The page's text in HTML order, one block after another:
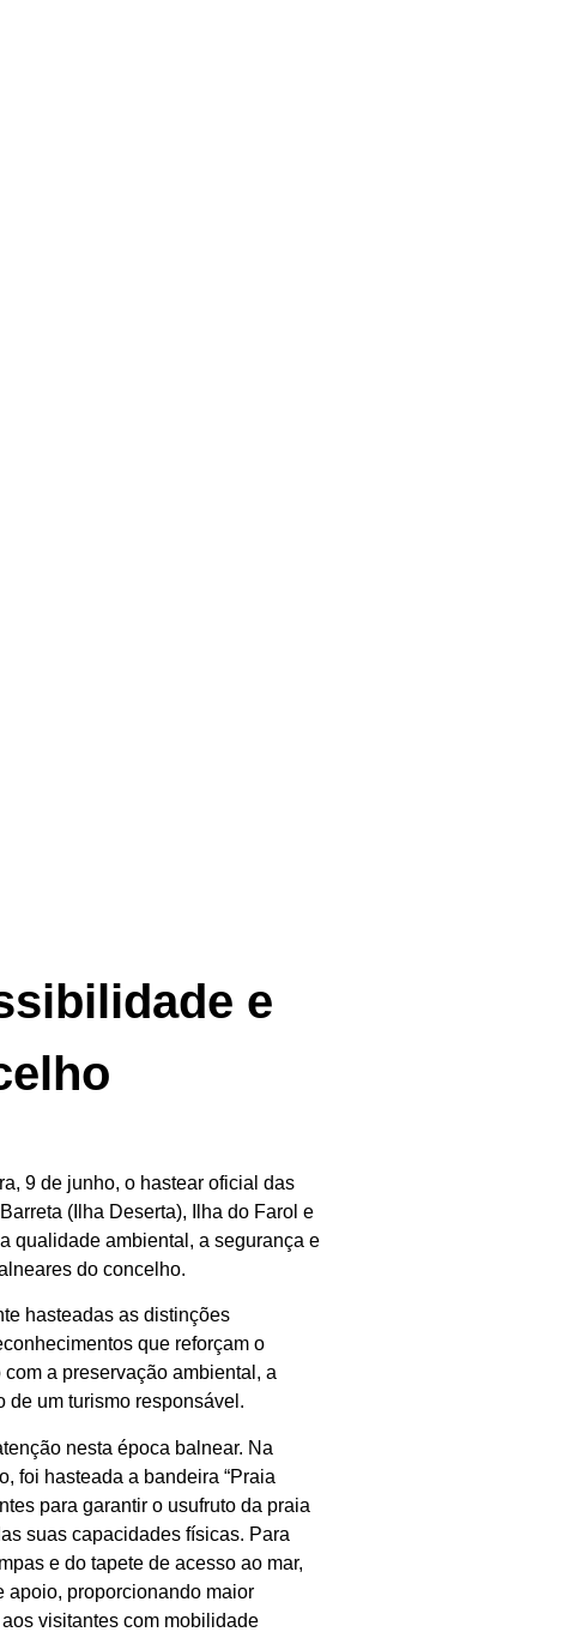
e
9 de junho, o hastear oficial das
(Ilha Deserta), Ilha do Farol e
qualidade ambiental, a segurança e
do concelho.
hasteadas as distinções
que reforçam o
a preservação ambiental, a
de um turismo responsável.
nesta época balnear. Na
foi hasteada a bandeira “Praia
para garantir o usufruto da praia
suas capacidades físicas. Para
e do tapete de acesso ao mar,
apoio, proporcionando maior
visitantes com mobilidade